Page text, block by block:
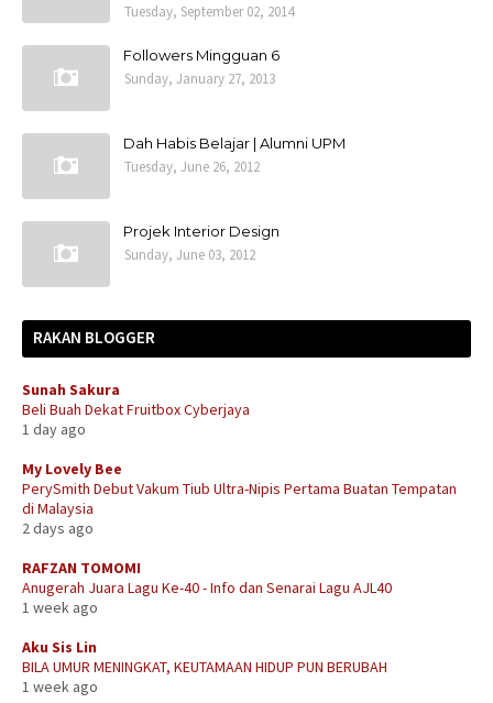
Tuesday, September 02, 2014
Followers Mingguan 6
Sunday, January 27, 2013
Dah Habis Belajar | Alumni UPM
Tuesday, June 26, 2012
Projek Interior Design
Sunday, June 03, 2012
RAKAN BLOGGER
Sunah Sakura
Beli Buah Dekat Fruitbox Cyberjaya
1 day ago
My Lovely Bee
PerySmith Debut Vakum Tiub Ultra-Nipis Pertama Buatan Tempatan
di Malaysia
2 days ago
RAFZAN TOMOMI
Anugerah Juara Lagu Ke-40 - Info dan Senarai Lagu AJL40
1 week ago
Aku Sis Lin
BILA UMUR MENINGKAT, KEUTAMAAN HIDUP PUN BERUBAH
1 week ago